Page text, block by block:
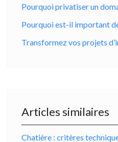
Pourquoi privatiser un
Pourquoi est-il important
Transformez vos projets
Articles similaires
Chatière : critères